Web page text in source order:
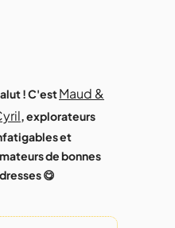
! C'estMaud &
, explorateurs
et
de bonnes
😋